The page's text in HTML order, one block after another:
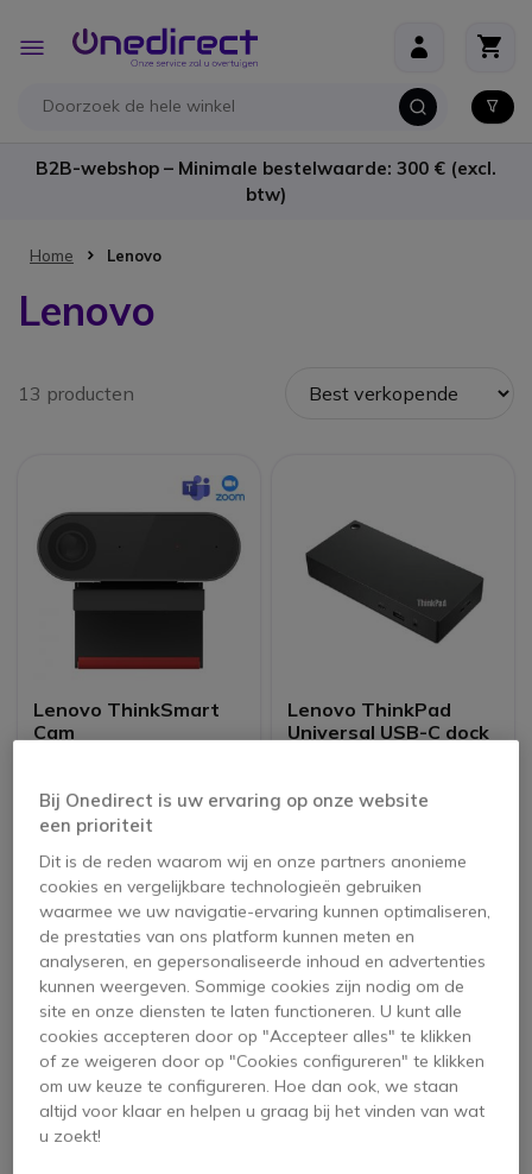
Toggle
Nav
B2B-webshop – Minimale bestelwaarde: 300 € (excl.
btw)
Home Lenovo
Lenovo
13 producten
Lenovo ThinkSmart
Cam
648,95 €
380,95 €
Lenovo ThinkPad
Universal USB-C dock
Lenovo Pro Services :
Bij Onedirect is uw ervaring op onze website
een prioriteit
Dit is de reden waarom wij en onze partners anonieme
cookies en vergelijkbare technologieën gebruiken
waarmee we uw navigatie-ervaring kunnen optimaliseren,
de prestaties van ons platform kunnen meten en
analyseren, en gepersonaliseerde inhoud en advertenties
kunnen weergeven. Sommige cookies zijn nodig om de
site en onze diensten te laten functioneren. U kunt alle
cookies accepteren door op "Accepteer alles" te klikken
of ze weigeren door op "Cookies configureren" te klikken
om uw keuze te configureren. Hoe dan ook, we staan
altijd voor klaar en helpen u graag bij het vinden van wat
u zoekt!